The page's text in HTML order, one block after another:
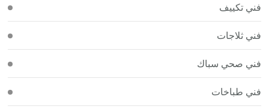
فني تكييف
فني ثلاجات
فني صحي سباك
فني طباخات